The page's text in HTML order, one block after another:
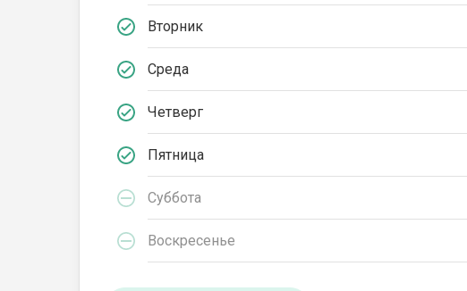
Вторник
Среда
Четверг
Пятница
Суббота
Воскресенье